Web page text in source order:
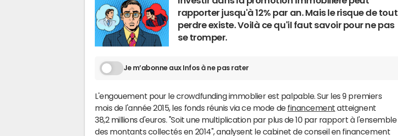
rapporter jusqu'à 12% par an. Mais le risque de tout
perdre existe. Voilà ce qu'il faut savoir pour ne pas
se tromper.
Je m’abonne aux Infos à ne pas rater
L'engouement pour le crowdfunding immoblier est palpable. Sur les 9 premiers
mois de l'année 2015, les fonds réunis via ce mode de financement atteignent
38,2 millions d'euros. "Soit une multiplication par plus de 10 par rapport à l'ensemble
des montants collectés en 2014", analysent le cabinet de conseil en financement